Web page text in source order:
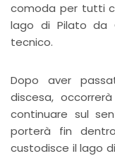
comoda per tutti
lago di Pilato da
tecnico.
Dopo aver
discesa,
continuare sul
porterà fin
custodisce il lago